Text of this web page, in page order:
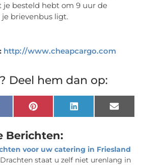
je besteld hebt om 9 uur de
brievenbus ligt.
http://www.cheapcargo.com
Deel hem dan op:
PinterestLinkedInEmail
Berichten:
voor uw catering in Friesland
staat u zelf niet urenlang in